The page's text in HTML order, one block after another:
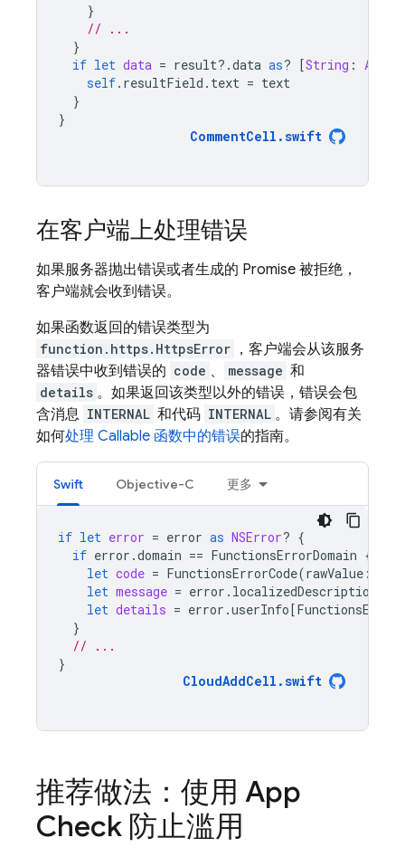
}
// ...
}
if let data = result?.data as? [String : Any
self. resultField . text = text
}
}
CommentCell .swift
在客户端上处理错误
如果服务器抛出错误或者生成的 Promise 被拒绝，
客户端就会收到错误。
如果函数返回的错误类型为
function.https.HttpsError ，客户端会从该服务
器错误中收到错误的 code 、 message 和
details 。如果返回该类型以外的错误，错误会包
含消息 INTERNAL 和代码 INTERNAL 。请参阅有关
如何处理 Callable 函数中的错误的指南。
Swift Objective-C 更多
if let error = error as NSError? {
if error .domain == FunctionsErrorDomain {
let code = FunctionsErrorCode(rawValue :
let message = error . localizedDescription
let details = error .userInfo[
}
// ...
}
CloudAddCell .swift
推荐做法：使用 App
Check 防止滥用